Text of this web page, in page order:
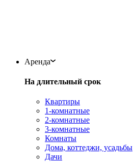
Аренда
На длительный срок
Квартиры
1-комнатные
2-комнатные
3-комнатные
Комнаты
Дома, коттеджи, усадьбы
Дачи